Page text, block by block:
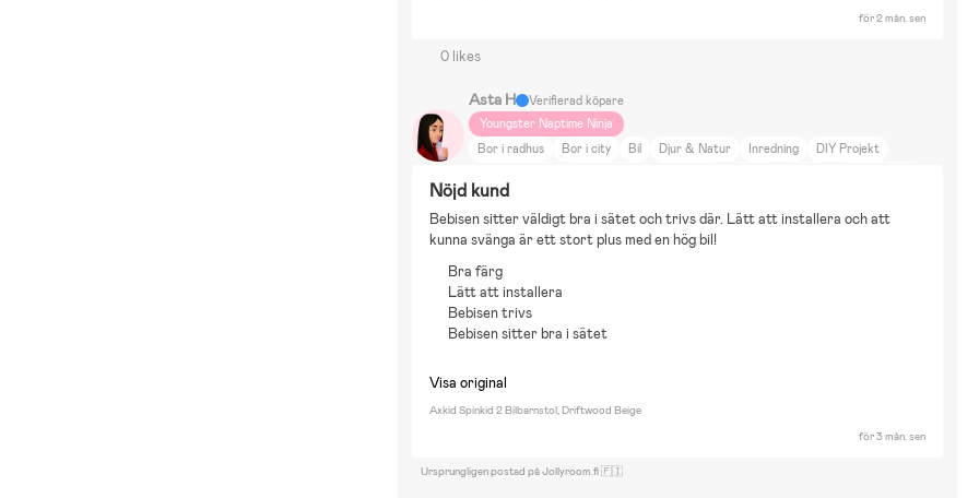
för 2 mån. sen
0 likes
Asta H
Verifierad köpare
Youngster Naptime Ninja
Bor i radhus
Bor i city Bil Djur & Natur Inredning
DIY Projekt
Disney Bambi
Bollsport
Spel Emmaljunga ja beemoo
Nöjd kund
Bebisen sitter väldigt bra i sätet och trivs där. Lätt att installera och att
kunna svänga är ett stort plus med en hög bil!
Bra färg
Lätt att installera
Bebisen trivs
Bebisen sitter bra i sätet
Visa original
Axkid Spinkid 2 Bilbarnstol, Driftwood Beige
för 3 mån. sen
Ursprungligen postad på Jollyroom.fi 🇫🇮